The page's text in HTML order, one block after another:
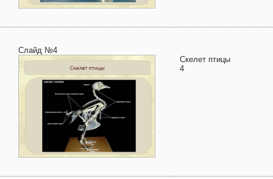
Слайд №4
Скелет птицы
4